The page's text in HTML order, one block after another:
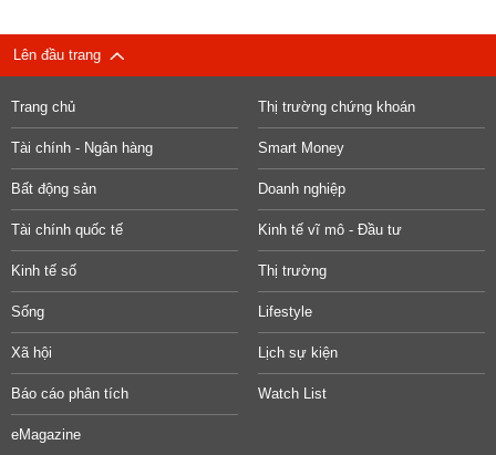
Lên đầu trang
Trang chủ Thị trường chứng khoán
Tài chính - Ngân hàng Smart Money
Bất động sản Doanh nghiệp
Tài chính quốc tế Kinh tế vĩ mô - Đầu tư
Kinh tế số Thị trường
Sống Lifestyle
Xã hội Lịch sự kiện
Báo cáo phân tích Watch List
eMagazine